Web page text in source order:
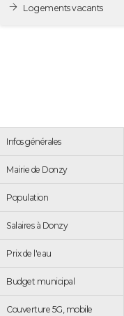
Logements vacants
Infos générales
Mairie de Donzy
Population
Salaires à Donzy
Prix de l'eau
Budget municipal
Couverture 5G, mobile